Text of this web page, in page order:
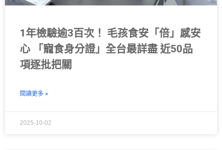
1年檢驗逾3百次！ 毛孩食安「倍」感安
心 「寵食身分證」全台最詳盡 近50品
項逐批把關
閱讀更多 »
2025-10-02